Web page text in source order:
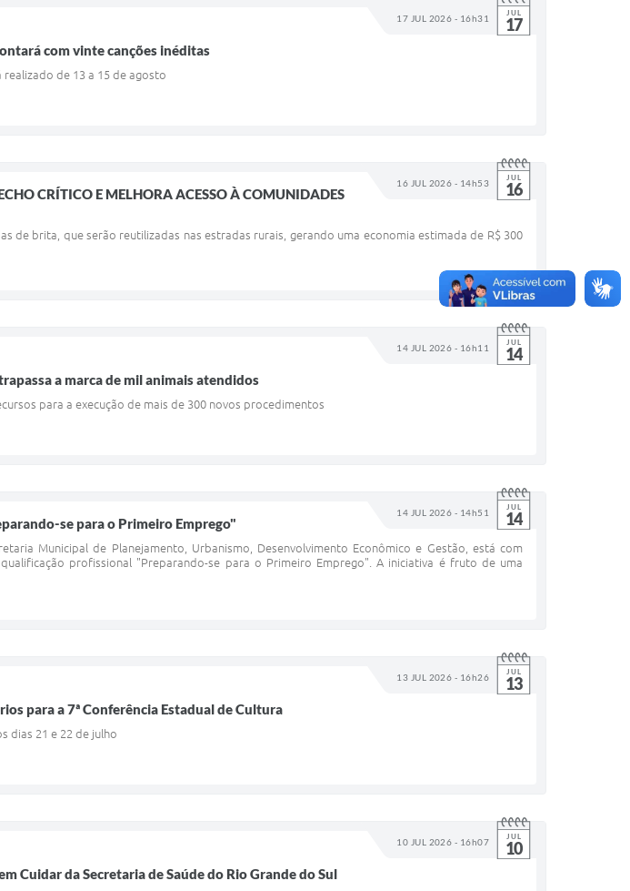
17 JUL 2026 - 16h31 JUL
17
com vinte canções inéditas
de 13 a 15 de agosto
16 JUL 2026 - 14h53 JUL
16
CRÍTICO E MELHORA ACESSO À COMUNIDADES
de brita, que serão reutilizadas nas estradas rurais, gerando uma economia estimada de R$ 300
14 JUL 2026 - 16h11 JUL
14
a marca de mil animais atendidos
para a execução de mais de 300 novos procedimentos
14 JUL 2026 - 14h51 JUL
14
se para o Primeiro Emprego"
Municipal de Planejamento, Urbanismo, Desenvolvimento Econômico e Gestão, está com
profissional "Preparando-se para o Primeiro Emprego". A iniciativa é fruto de uma
13 JUL 2026 - 16h26 JUL
13
para a 7ª Conferência Estadual de Cultura
dias 21 e 22 de julho
10 JUL 2026 - 16h07 JUL
10
Cuidar da Secretaria de Saúde do Rio Grande do Sul